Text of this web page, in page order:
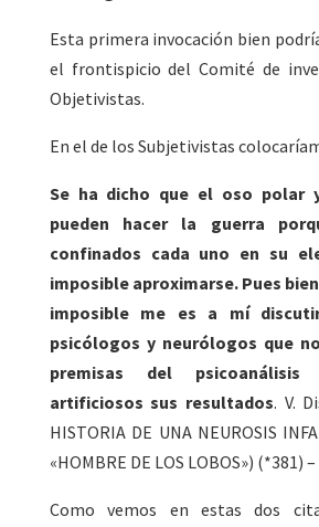
Esta primera invocación bien
el frontispicio del Comité de
Objetivistas.
En el de los Subjetivistas
Se ha dicho que el oso polar
pueden hacer la guerra
confinados cada uno en su
imposible aproximarse. Pues
imposible me es a mí
psicólogos y neurólogos que
premisas del psicoanálisis
artificiosos sus resultados. V.
HISTORIA DE UNA NEUROSIS
«HOMBRE DE LOS LOBOS») (*381)
Como vemos en estas dos